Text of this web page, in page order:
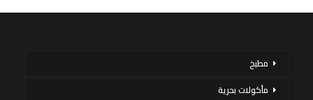
مطبخ
مأكولات بحرية